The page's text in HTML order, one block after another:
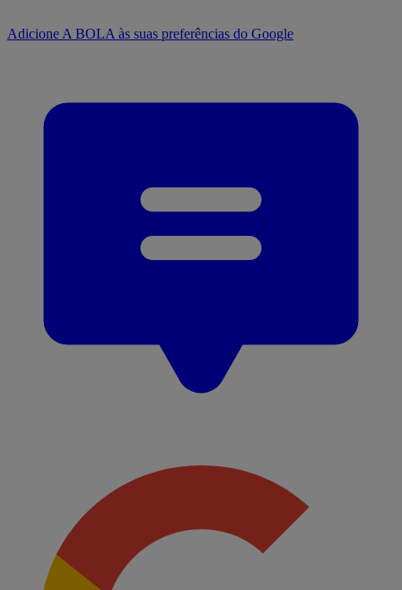
Adicione A BOLA às suas preferências do Google